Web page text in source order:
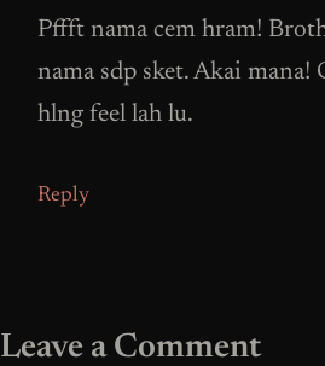
Pffft nama cem hram!
nama sdp sket. Akai mana!
hlng feel lah lu.
Reply
Leave a Comment